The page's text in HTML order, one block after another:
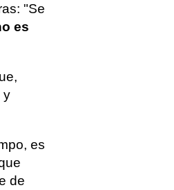
"Se
es
y
es
de